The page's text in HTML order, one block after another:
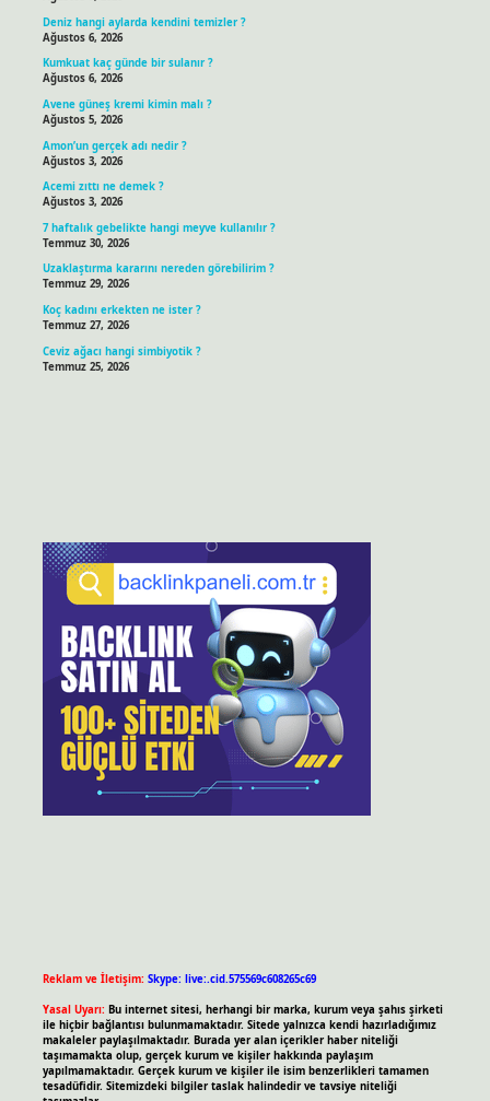
Deniz hangi aylarda kendini temizler ?
Ağustos 6, 2026
Kumkuat kaç günde bir sulanır ?
Ağustos 6, 2026
Avene güneş kremi kimin malı ?
Ağustos 5, 2026
Amon’un gerçek adı nedir ?
Ağustos 3, 2026
Acemi zıttı ne demek ?
Ağustos 3, 2026
7 haftalık gebelikte hangi meyve kullanılır ?
Temmuz 30, 2026
Uzaklaştırma kararını nereden görebilirim ?
Temmuz 29, 2026
Koç kadını erkekten ne ister ?
Temmuz 27, 2026
Ceviz ağacı hangi simbiyotik ?
Temmuz 25, 2026
Reklam ve İletişim: Skype: live:.cid.575569c608265c69
Yasal Uyarı: Bu internet sitesi, herhangi bir marka, kurum veya şahıs şirketi
ile hiçbir bağlantısı bulunmamaktadır. Sitede yalnızca kendi hazırladığımız
makaleler paylaşılmaktadır. Burada yer alan içerikler haber niteliği
taşımamakta olup, gerçek kurum ve kişiler hakkında paylaşım
yapılmamaktadır. Gerçek kurum ve kişiler ile isim benzerlikleri tamamen
tesadüfidir. Sitemizdeki bilgiler taslak halindedir ve tavsiye niteliği